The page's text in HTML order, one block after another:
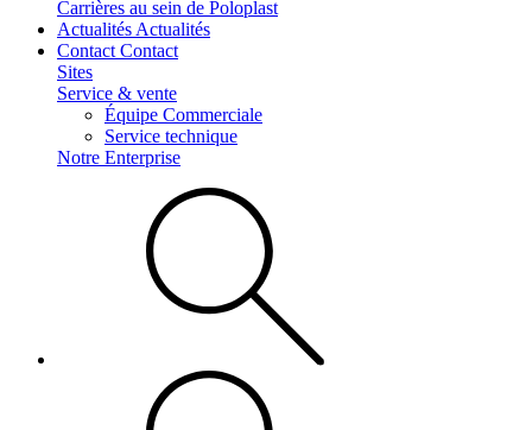
Carrières au sein de Poloplast
Actualités Actualités
Contact Contact
Sites
Service & vente
Équipe Commerciale
Service technique
Notre Enterprise